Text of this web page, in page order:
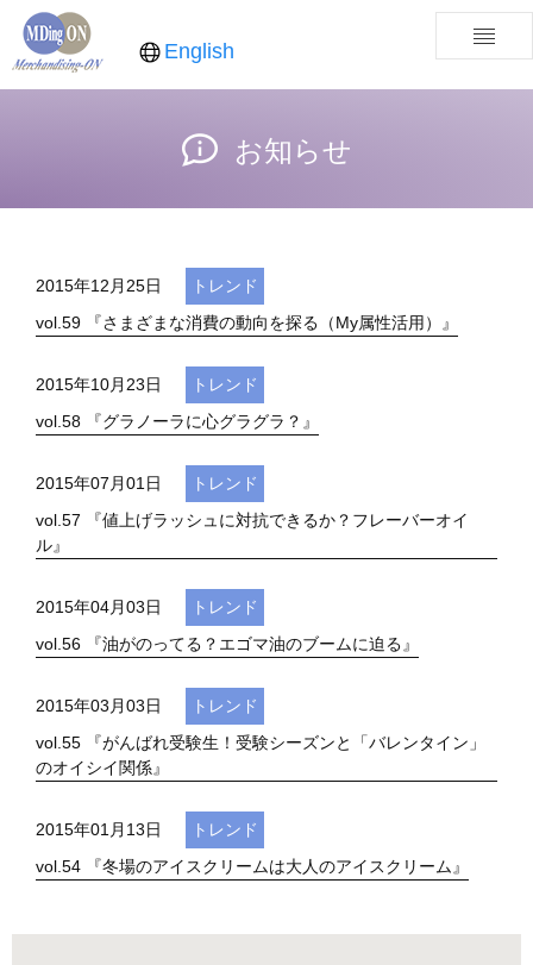
English
お知らせ
2015年12月25日
トレンド
vol.59 『さまざまな消費の動向を探る（My属性活用）』
2015年10月23日
トレンド
vol.58 『グラノーラに心グラグラ？』
2015年07月01日
トレンド
vol.57 『値上げラッシュに対抗できるか？フレーバーオイ
ル』
2015年04月03日
トレンド
vol.56 『油がのってる？エゴマ油のブームに迫る』
2015年03月03日
トレンド
vol.55 『がんばれ受験生！受験シーズンと「バレンタイン」
のオイシイ関係』
2015年01月13日
トレンド
vol.54 『冬場のアイスクリームは大人のアイスクリーム』